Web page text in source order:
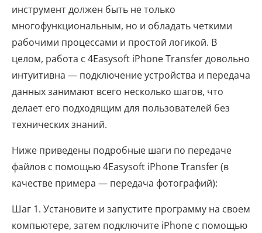
инструмент должен быть не только
многофункциональным, но и обладать четкими
рабочими процессами и простой логикой. В
целом, работа с 4Easysoft iPhone Transfer довольно
интуитивна — подключение устройства и передача
данных занимают всего несколько шагов, что
делает его подходящим для пользователей без
технических знаний.
Ниже приведены подробные шаги по передаче
файлов с помощью 4Easysoft iPhone Transfer (в
качестве примера — передача фотографий):
Шаг 1. Установите и запустите программу на своем
компьютере, затем подключите iPhone с помощью